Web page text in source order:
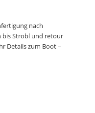
nach
bis Strobl und retour
Details zum Boot –